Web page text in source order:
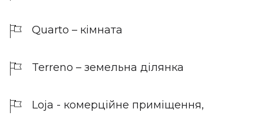
Quarto – кімната
Terreno – земельна ділянка
Loja - комерційне приміщення,